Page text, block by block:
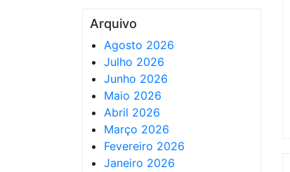
Arquivo
Agosto 2026
Julho 2026
Junho 2026
Maio 2026
Abril 2026
Março 2026
Fevereiro 2026
Janeiro 2026